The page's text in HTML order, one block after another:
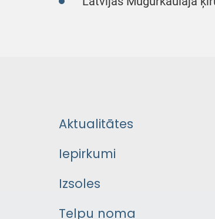
Aktualitātes
Iepirkumi
Izsoles
Telpu noma